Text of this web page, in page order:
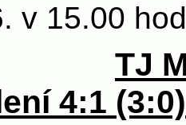
v 15.00
TJ
4:1 (3:0)